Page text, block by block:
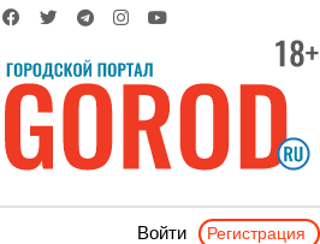
Войти Регистрация